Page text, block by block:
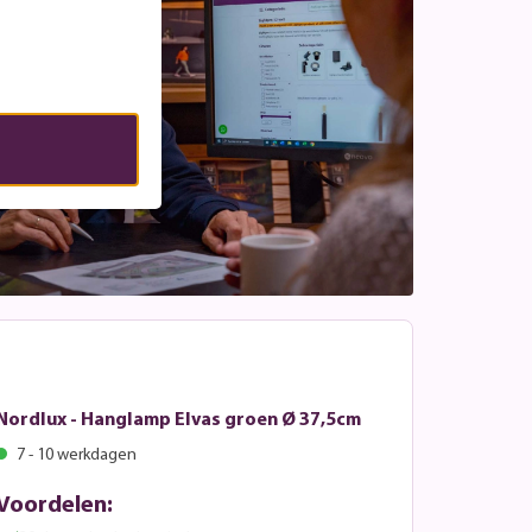
- Hanglamp Elvas groen Ø 37,5cm
7 - 10 werkdagen